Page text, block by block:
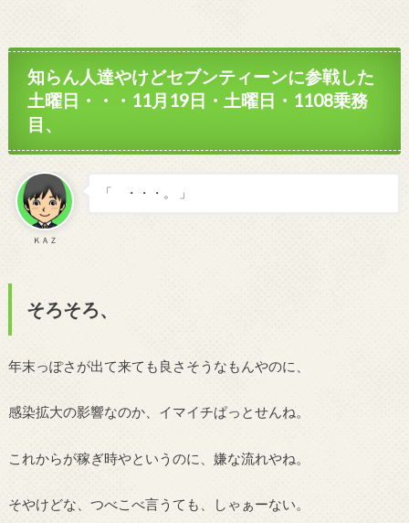
知らん人達やけどセブンティーンに参戦した
土曜日・・・11月19日・土曜日・1108乗務
目、
ＫＡＺ
「 ・・・。 」
そろそろ、
年末っぽさが出て来ても良さそうなもんやのに、
感染拡大の影響なのか、イマイチぱっとせんね。
これからが稼ぎ時やというのに、嫌な流れやね。
そやけどな、つべこべ言うても、しゃぁーない。